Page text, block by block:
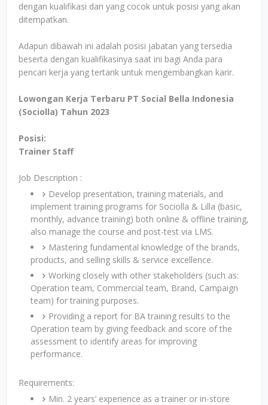
dengan kualifikasi dan yang cocok untuk posisi yang akan
ditempatkan.
Adapun dibawah ini adalah posisi jabatan yang tersedia
beserta dengan kualifikasinya saat ini bagi Anda para
pencari kerja yang tertarik untuk mengembangkan karir.
Lowongan Kerja Terbaru PT Social Bella Indonesia
(Sociolla) Tahun 2023
Posisi:
Trainer Staff
Job Description :
Develop presentation, training materials, and
implement training programs for Sociolla & Lilla (basic,
monthly, advance training) both online & offline training,
also manage the course and post-test via LMS.
Mastering fundamental knowledge of the brands,
products, and selling skills & service excellence.
Working closely with other stakeholders (such as:
Operation team, Commercial team, Brand, Campaign
team) for training purposes.
Providing a report for BA training results to the
Operation team by giving feedback and score of the
assessment to identify areas for improving
performance.
Requirements:
Min. 2 years’ experience as a trainer or in-store